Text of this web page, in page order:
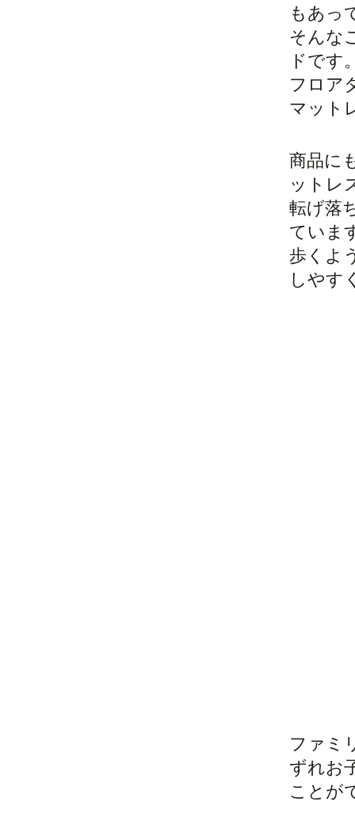
もあっ
そんな
ドです
フロア
マット
商品に
ットレ
転げ落
ていま
歩くよ
しやす
ファミ
ずれお
ことが